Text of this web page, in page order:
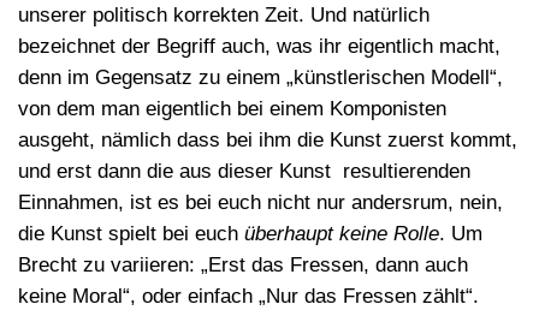
unserer politisch korrekten Zeit. Und natürlich
bezeichnet der Begriff auch, was ihr eigentlich macht,
denn im Gegensatz zu einem „künstlerischen Modell“,
von dem man eigentlich bei einem Komponisten
ausgeht, nämlich dass bei ihm die Kunst zuerst kommt,
und erst dann die aus dieser Kunst resultierenden
Einnahmen, ist es bei euch nicht nur andersrum, nein,
die Kunst spielt bei euch überhaupt keine Rolle. Um
Brecht zu variieren: „Erst das Fressen, dann auch
keine Moral“, oder einfach „Nur das Fressen zählt“.